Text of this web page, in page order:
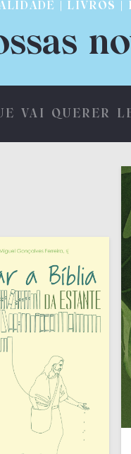
| LIVROS |
VAI QUERER